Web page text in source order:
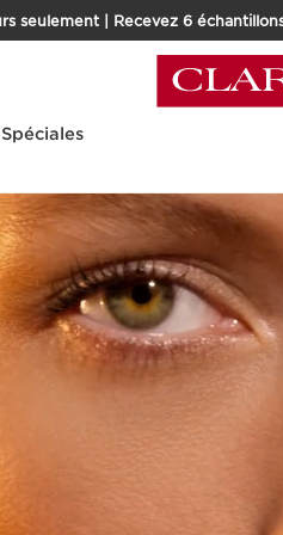
seulement | Recevez 6